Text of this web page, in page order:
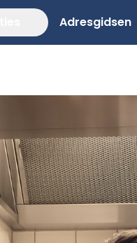
Adresgidsen